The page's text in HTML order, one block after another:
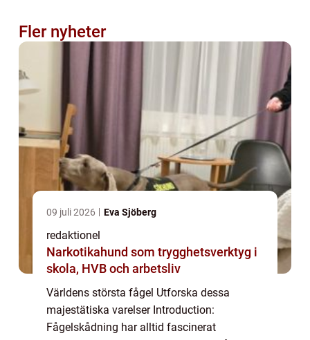
Fler nyheter
09 juli 2026 Eva Sjöberg
redaktionel
Narkotikahund som trygghetsverktyg i
skola, HVB och arbetsliv
Världens största fågel Utforska dessa
majestätiska varelser Introduction:
Fågelskådning har alltid fascinerat